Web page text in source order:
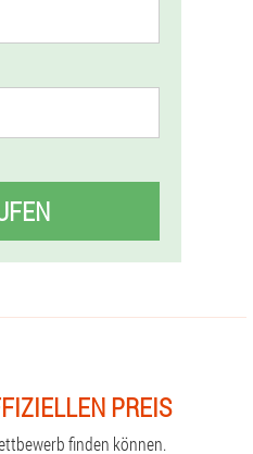
PREIS
finden können.